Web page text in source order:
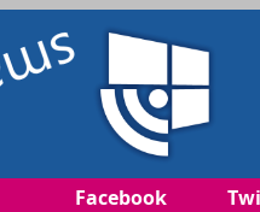
Facebook